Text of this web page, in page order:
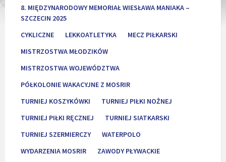
8. MIĘDZYNARODOWY MEMORIAŁ WIESŁAWA MANIAKA –
SZCZECIN 2025
CYKLICZNE
LEKKOATLETYKA
MECZ PIŁKARSKI
MISTRZOSTWA MŁODZIKÓW
MISTRZOSTWA WOJEWÓDZTWA
PÓŁKOLONIE WAKACYJNE Z MOSRIR
TURNIEJ KOSZYKÓWKI
TURNIEJ PIŁKI NOŻNEJ
TURNIEJ PIŁKI RĘCZNEJ
TURNIEJ SIATKARSKI
TURNIEJ SZERMIERCZY
WATERPOLO
WYDARZENIA MOSRIR
ZAWODY PŁYWACKIE